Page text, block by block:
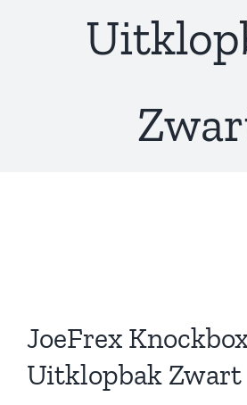
JoeFrex
Uitklopbak Zwart